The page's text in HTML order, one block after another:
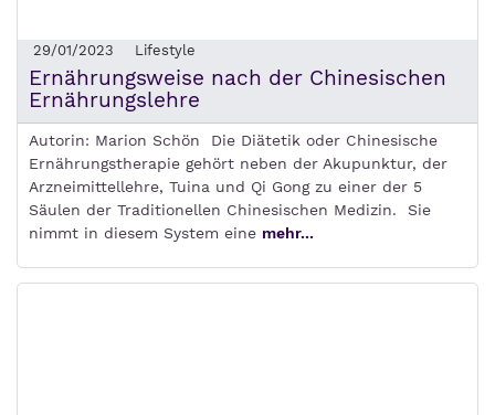
29/01/2023 Lifestyle
Ernährungsweise nach der Chinesischen
Ernährungslehre
Autorin: Marion Schön Die Diätetik oder Chinesische
Ernährungstherapie gehört neben der Akupunktur, der
Arzneimittellehre, Tuina und Qi Gong zu einer der 5
Säulen der Traditionellen Chinesischen Medizin. Sie
nimmt in diesem System eine mehr...